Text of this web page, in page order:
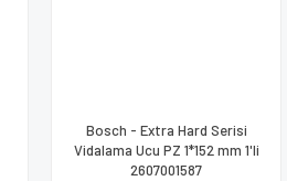
Bosch - Extra Hard Serisi
Vidalama Ucu PZ 1*152 mm 1'li
2607001587